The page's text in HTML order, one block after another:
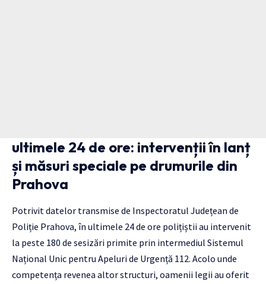
ultimele 24 de ore: intervenții în lanț
și măsuri speciale pe drumurile din
Prahova
Potrivit datelor transmise de Inspectoratul Județean de
Poliție Prahova, în ultimele 24 de ore polițiștii au intervenit
la peste 180 de sesizări primite prin intermediul Sistemul
Național Unic pentru Apeluri de Urgență 112. Acolo unde
competența revenea altor structuri, oamenii legii au oferit